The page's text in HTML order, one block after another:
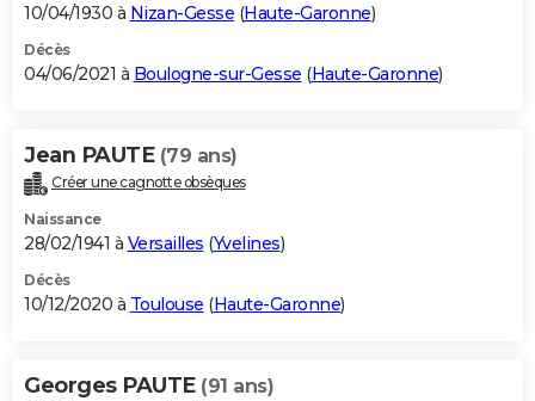
10/04/1930 à Nizan-Gesse (Haute-Garonne)
Décès
04/06/2021 à Boulogne-sur-Gesse (Haute-Garonne)
Jean PAUTE (79 ans)
Créer une cagnotte obsèques
Naissance
28/02/1941 à Versailles (Yvelines)
Décès
10/12/2020 à Toulouse (Haute-Garonne)
Georges PAUTE (91 ans)